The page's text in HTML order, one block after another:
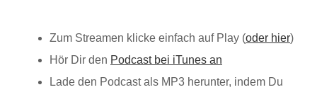
Zum Streamen klicke einfach auf Play (oder hier)
Hör Dir den Podcast bei iTunes an
Lade den Podcast als MP3 herunter, indem Du